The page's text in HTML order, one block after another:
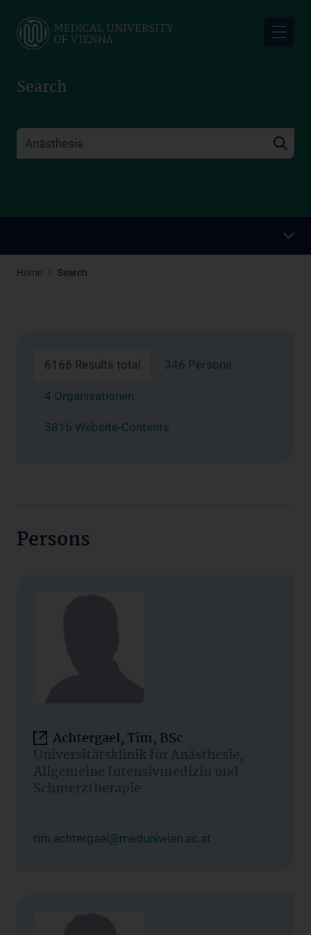
main
Search
Home Search
6166 Results total 346 Persons
4 Organisationen
5816 Website-Contents
Persons
Achtergael, Tim, BSc
Universitätsklinik für Anästhesie,
Allgemeine Intensivmedizin und
Schmerztherapie
tim.achtergael@meduniwien.ac.at